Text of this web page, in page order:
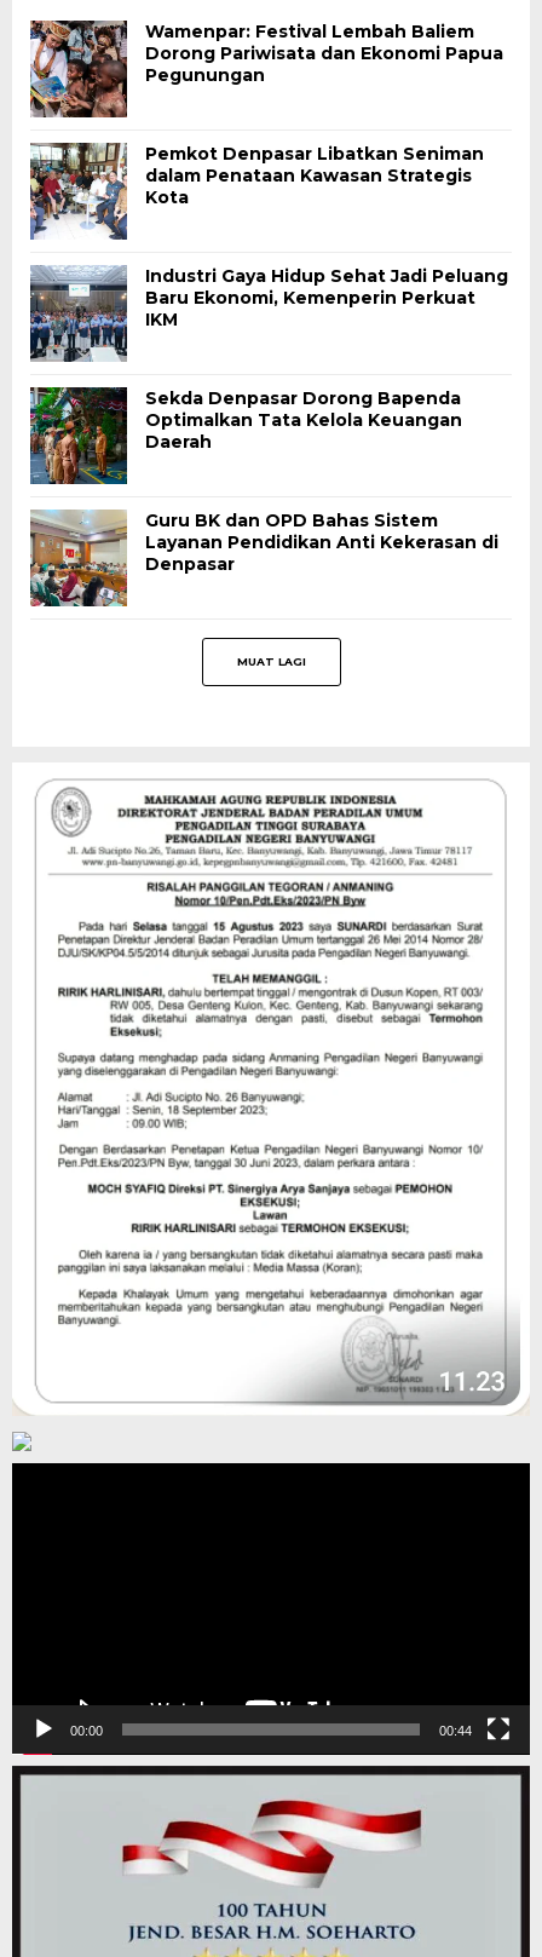
Wamenpar: Festival Lembah Baliem
Dorong Pariwisata dan Ekonomi Papua
Pegunungan
Pemkot Denpasar Libatkan Seniman
dalam Penataan Kawasan Strategis
Kota
Industri Gaya Hidup Sehat Jadi Peluang
Baru Ekonomi, Kemenperin Perkuat
IKM
Sekda Denpasar Dorong Bapenda
Optimalkan Tata Kelola Keuangan
Daerah
Guru BK dan OPD Bahas Sistem
Layanan Pendidikan Anti Kekerasan di
Denpasar
00:00 00:44